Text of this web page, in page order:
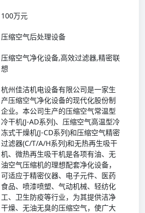
100万元
压缩空气后处理设备
压缩空气净化设备,高效过滤器,精密联
想
杭州佳洁机电设备有限公司是一家生
产压缩空气净化设备的现代化股份制
企业。本公司生产的压缩空气常温型
冷干机(J-AD系列)、压缩空气高温型冷
冻式干燥机(J-CD系列)和压缩空气精密
过滤器(C/T/A/H系列)和无热再生吸干
机、微热再生吸干机是各项有油、无
油空气压缩机的理想配套净化设备，
可适应于精密仪器、电子元件、医药
食品、喷漆喷塑、气动机械、轻纺化
工、卫生防疫等行业，为其提供洁净
干燥、无油无臭的压缩空气，使广大